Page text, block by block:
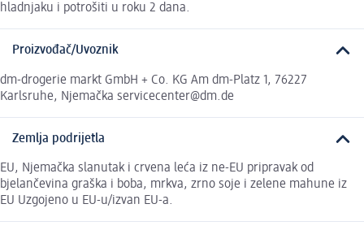
hladnjaku i potrošiti u roku 2 dana.
Proizvođač/Uvoznik
dm-drogerie markt GmbH + Co. KG Am dm-Platz 1, 76227
Karlsruhe, Njemačka servicecenter@dm.de
Zemlja podrijetla
EU, Njemačka slanutak i crvena leća iz ne-EU pripravak od
bjelančevina graška i boba, mrkva, zrno soje i zelene mahune iz
EU Uzgojeno u EU-u/izvan EU-a.